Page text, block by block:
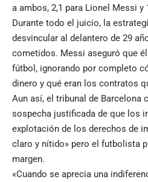
a ambos, 2,1 para Lionel Messi y
Durante todo el juicio, la
desvincular al delantero de 29
cometidos. Messi aseguró que él
fútbol, ignorando por completo
dinero y qué eran los contratos
Aun así, el tribunal de Barcelona
sospecha justificada de que los
explotación de los derechos de
claro y nítido» pero el futbolista
margen.
«Cuando se aprecia una